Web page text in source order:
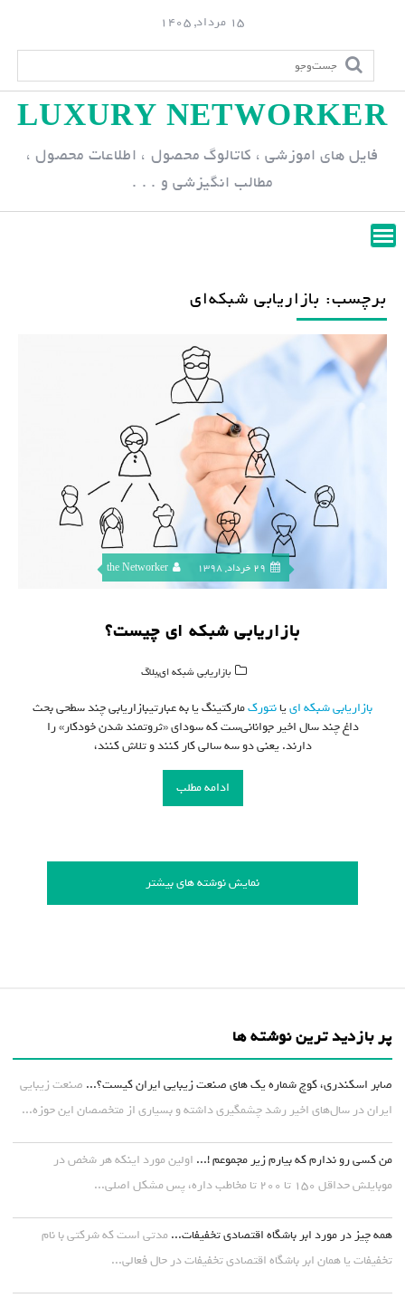
p
n
15 مرداد, 1405
LUXURY NETWORKER
فایل های اموزشی ، کاتالوگ محصول ، اطلاعات محصول ،
مطالب انگیزشی و . . .
برچسب: بازاریابی شبکه‌ای
29 خرداد, 1398 the Networker
بازاریابی شبکه ای چیست؟
بازاریابی شبکه ای,بلاگ
بازاریابی شبکه اییانتورکمارکتینگ یا به عبارتیبازاریابی چند سطحی بحث
داغ چند سال اخیر جوانانی‌ست که سودای «ثروتمند شدن خودکار» را
دارند. یعنی دو سه سالی کار کنند و تلاش کنند،
ادامه مطلب
نمایش نوشته های بیشتر
پر بازدید ترین نوشته ها
صابر اسکندری، کوچ شماره یک های صنعت زیبایی ایران کیست؟... صنعت زیبایی
ایران در سال‌های اخیر رشد چشمگیری داشته و بسیاری از متخصصان این حوزه...
من کسی رو ندارم که بیارم زیر مجموعم !... اولین مورد اینکه هر شخص در
موبایلش حداقل ۱۵۰ تا ۲۰۰ تا مخاطب داره، پس مشکل اصلی...
همه چیز در مورد ابر باشگاه اقتصادی تخفیفات... مدتی است که شرکتی با نام
تخفیفات یا همان ابر باشگاه اقتصادی تخفیفات در حال فعالی...